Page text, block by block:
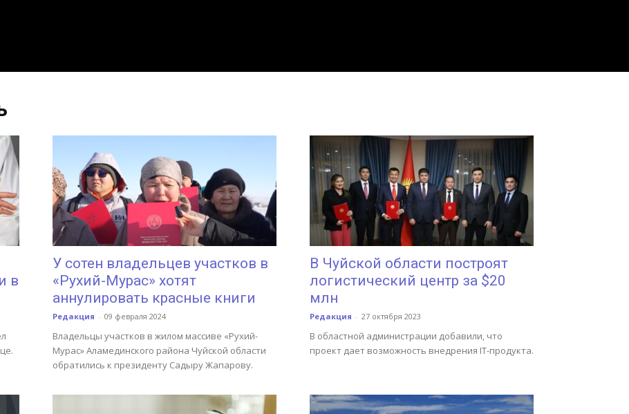
в
У сотен владельцев участков в
«Рухий-Мурас» хотят
аннулировать красные книги
Редакция - 09 февраля 2024
Владельцы участков в жилом массиве «Рухий-
Мурас» Аламединского района Чуйской области
обратились к президенту Садыру Жапарову.
В Чуйской области построят
логистический центр за $20
млн
Редакция - 27 октября 2023
В областной администрации добавили, что
проект дает возможность внедрения IT-продукта.